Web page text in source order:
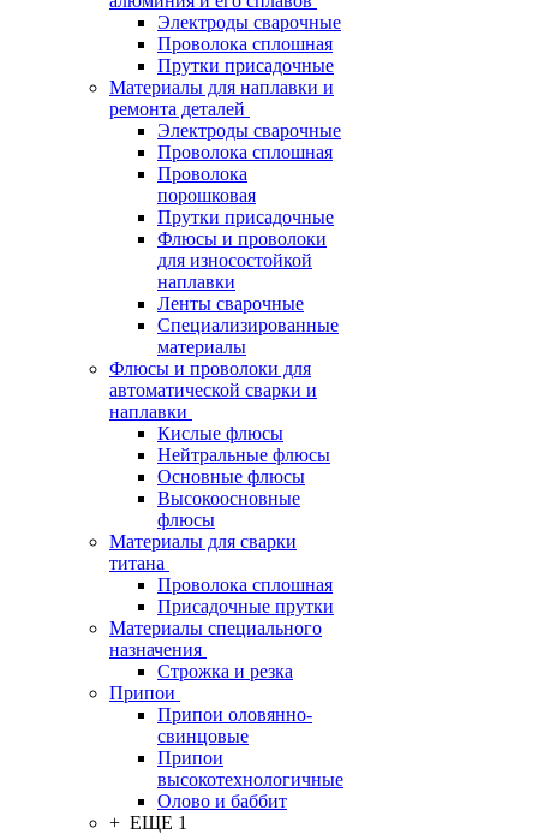
Электроды сварочные
Проволока сплошная
Прутки присадочные
Материалы для наплавки и
ремонта деталей
Электроды сварочные
Проволока сплошная
Проволока
порошковая
Прутки присадочные
Флюсы и проволоки
для износостойкой
наплавки
Ленты сварочные
Специализированные
материалы
Флюсы и проволоки для
автоматической сварки и
наплавки
Кислые флюсы
Нейтральные флюсы
Основные флюсы
Высокоосновные
флюсы
Материалы для сварки
титана
Проволока сплошная
Присадочные прутки
Материалы специального
назначения
Строжка и резка
Припои
Припои оловянно-
свинцовые
Припои
высокотехнологичные
Олово и баббит
+ ЕЩЕ 1